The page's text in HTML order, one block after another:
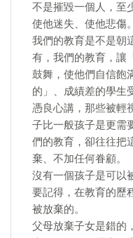
不是摧毀一個人，至
使他迷失、使他悲傷。
我們的教育是不是朝
有，我們的教育，讓
鼓舞，使他們自信飽
的」、成績差的學生
憑良心講，那些被輕
子比一般孩子是更需
們的教育，卻往往把
棄、不加任何眷顧。
沒有一個孩子是可以
要記得，在教育的歷
被放棄的。
父母放棄子女是錯的